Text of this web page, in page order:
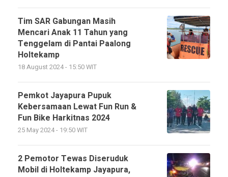
Tim SAR Gabungan Masih
Mencari Anak 11 Tahun yang
Tenggelam di Pantai Paalong
Holtekamp
18 August 2024 - 15:50 WIT
Pemkot Jayapura Pupuk
Kebersamaan Lewat Fun Run &
Fun Bike Harkitnas 2024
25 May 2024 - 19:50 WIT
2 Pemotor Tewas Diseruduk
Mobil di Holtekamp Jayapura,